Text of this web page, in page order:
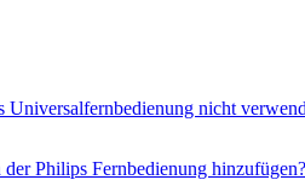
Universalfernbedienung nicht
Philips Fernbedienung hinzufügen?